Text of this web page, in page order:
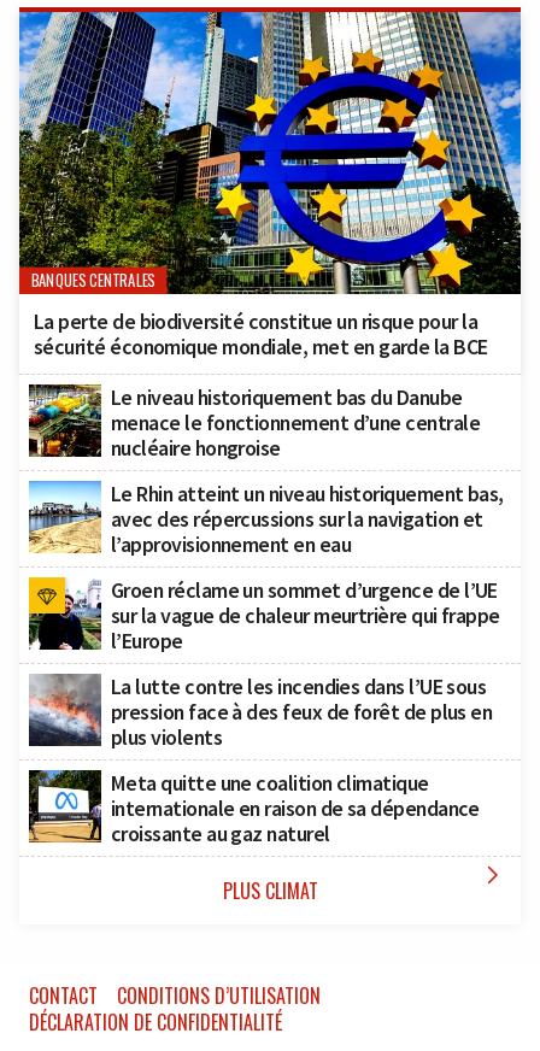
BANQUES CENTRALES
La perte de biodiversité constitue un risque pour la
sécurité économique mondiale, met en garde la BCE
Le niveau historiquement bas du Danube
menace le fonctionnement d’une centrale
nucléaire hongroise
Le Rhin atteint un niveau historiquement bas,
avec des répercussions sur la navigation et
l’approvisionnement en eau
Groen réclame un sommet d’urgence de l’UE
sur la vague de chaleur meurtrière qui frappe
l’Europe
La lutte contre les incendies dans l’UE sous
pression face à des feux de forêt de plus en
plus violents
Meta quitte une coalition climatique
internationale en raison de sa dépendance
croissante au gaz naturel
PLUS CLIMAT 
CONTACT
CONDITIONS D’UTILISATION
DÉCLARATION DE CONFIDENTIALITÉ